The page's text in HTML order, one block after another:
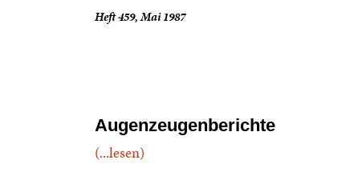
Heft 459, Mai 1987
Augenzeugenberichte
(...lesen)